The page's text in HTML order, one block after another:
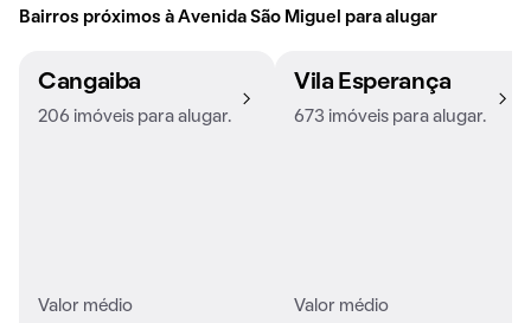
Bairros próximos à Avenida São Miguel para alugar
Cangaiba
206 imóveis para alugar.
Valor médio
Vila Esperança
673 imóveis para alugar.
Valor médio